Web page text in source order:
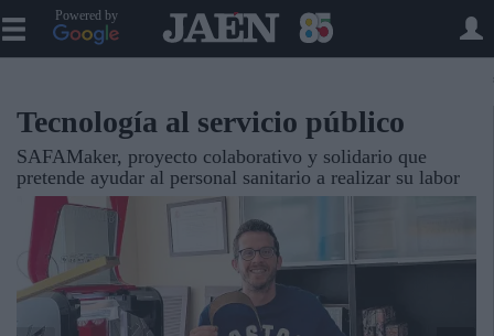
Powered by
Tecnología al servicio público
SAFAMaker, proyecto colaborativo y solidario que
pretende ayudar al personal sanitario a realizar su labor